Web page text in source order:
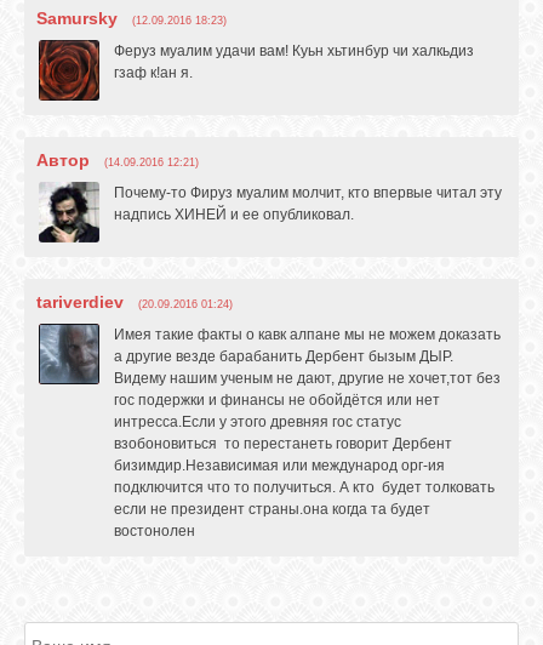
Samursky (12.09.2016 18:23)
Феруз муалим удачи вам! Куьн хьтинбур чи халкьдиз
гзаф к!ан я.
Автор (14.09.2016 12:21)
Почему-то Фируз муалим молчит, кто впервые читал эту
надпись ХИНЕЙ и ее опубликовал.
tariverdiev (20.09.2016 01:24)
Имея такие факты о кавк алпане мы не можем доказать
а другие везде барабанить Дербент бызым ДЫР.
Видему нашим ученым не дают, другие не хочет,тот без
гос подержки и финансы не обойдётся или нет
интресса.Если у этого древняя гос статус
взобоновиться то перестанеть говорит Дербент
бизимдир.Независимая или международ орг-ия
подключится что то получиться. А кто будет толковать
если не президент страны.она когда та будет
востонолен